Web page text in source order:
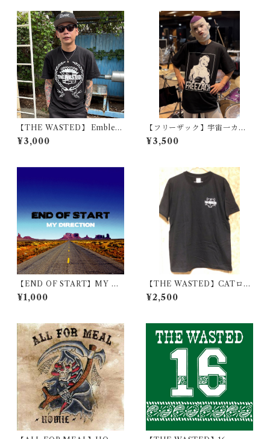
【THE WASTED】 Emblem
T-shirt
¥3,000
【フリーザック】宇宙一カッ
コいいフリーザックTシャツ
¥3,500
【END OF START】MY DI
RECTION
¥1,000
【THE WASTED】CATロゴ
Tシャツ
¥2,500